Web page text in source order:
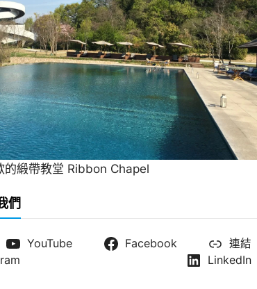
的緞帶教堂 Ribbon Chapel
們
YouTube Facebook
連結
LinkedIn